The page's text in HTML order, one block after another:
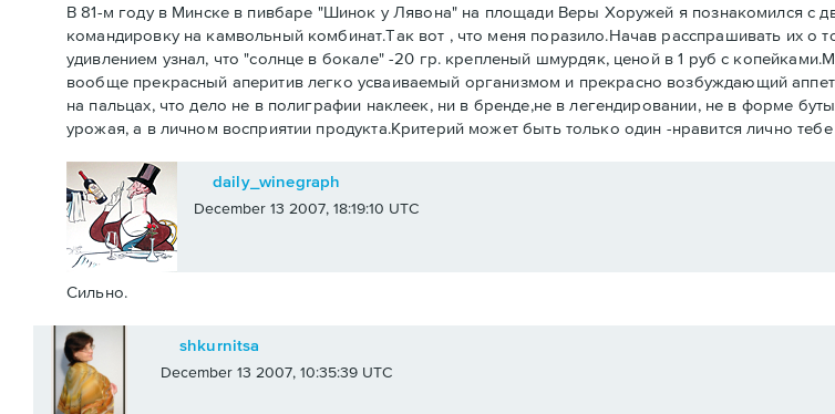
В 81-м году в Минске в пивбаре "Шинок у Лявона" на площади Веры Хоружей я познакомился с
командировку на камвольный комбинат.Так вот , что меня поразило.Начав расспрашивать их о
удивлением узнал, что "солнце в бокале" -20 гр. крепленый шмурдяк, ценой в 1 руб с
вообще прекрасный аперитив легко усваиваемый организмом и прекрасно возбуждающий
на пальцах, что дело не в полиграфии наклеек, ни в бренде,не в легендировании, не в форме
урожая, а в личном восприятии продукта.Критерий может быть только один -нравится лично тебе
daily_winegraph
December 13 2007, 18:19:10 UTC
Сильно.
shkurnitsa
December 13 2007, 10:35:39 UTC